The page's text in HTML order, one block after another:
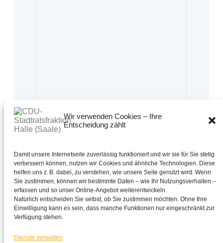
Wir verwenden Cookies – Ihre
Entscheidung zählt
Damit unsere Internetseite zuverlässig funktioniert und wir sie für Sie stetig
verbessern können, nutzen wir Cookies und ähnliche Technologien. Diese
helfen uns z. B. dabei, zu verstehen, wie unsere Seite genutzt wird. Wenn
Sie zustimmen, können wir bestimmte Daten – wie Ihr Nutzungsverhalten –
erfassen und so unser Online-Angebot weiterentwickeln.
Natürlich entscheiden Sie selbst, ob Sie zustimmen möchten. Ohne Ihre
Einwilligung kann es sein, dass manche Funktionen nur eingeschränkt zur
Verfügung stehen.
Dienste verwalten
Bürgersprechstunde:
Oder nach Vereinbarung.
0345 - 221 30 63
cdu-fraktion@halle.de
CDU - Stadtratsfraktion Halle (Saale)
Schmeerstraße 1 in 06108 Halle (Saale)